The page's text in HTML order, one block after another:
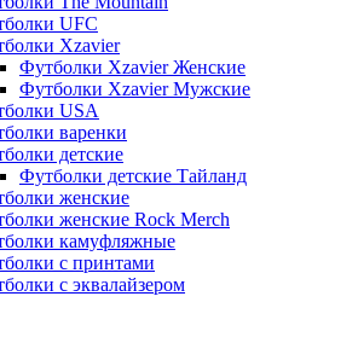
UFC
Xzavier
Футболки Xzavier Женские
Футболки Xzavier Мужские
USA
варенки
детские
Футболки детские Тайланд
женские
женские Rock Merch
камуфляжные
с принтами
с эквалайзером